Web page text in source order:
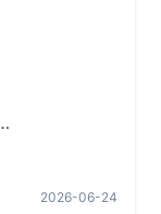
2026-06-24